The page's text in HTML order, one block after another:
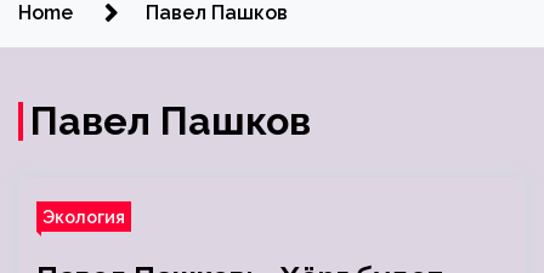
Home Павел Пашков
Павел Пашков
Экология